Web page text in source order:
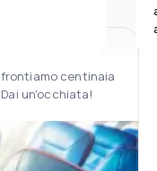
centinaia
un'occhiata!